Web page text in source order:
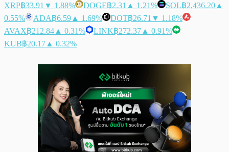
XRP฿33.91 ▼ 1.88% DOGE฿2.31 ▲ 1.21% SOL฿2,436.20 ▲
0.55%
ADA฿6.59 ▲ 1.69% DOT฿26.71 ▼ 1.18%
AVAX฿212.84 ▲ 0.31% LINK฿272.37 ▲ 0.91%
KUB฿20.17 ▲ 0.32%